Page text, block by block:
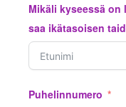
Mikäli kyseessä on
saa ikätasoisen
Puhelinnumero